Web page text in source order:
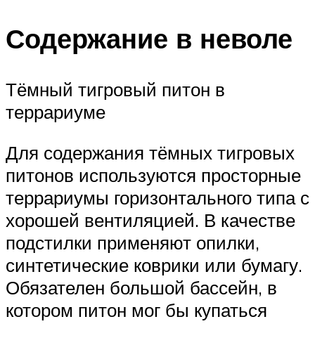
Содержание в неволе
Тёмный тигровый питон в
террариуме
Для содержания тёмных тигровых
питонов используются просторные
террариумы горизонтального типа с
хорошей вентиляцией. В качестве
подстилки применяют опилки,
синтетические коврики или бумагу.
Обязателен большой бассейн, в
котором питон мог бы купаться